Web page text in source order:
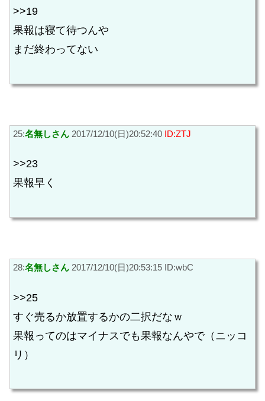
>>19
果報は寝て待つんや
まだ終わってない
25:名無しさん 2017/12/10(日)20:52:40 ID:ZTJ
>>23
果報早く
28:名無しさん 2017/12/10(日)20:53:15 ID:wbC
>>25
すぐ売るか放置するかの二択だなｗ
果報ってのはマイナスでも果報なんやで（ニッコ
リ）